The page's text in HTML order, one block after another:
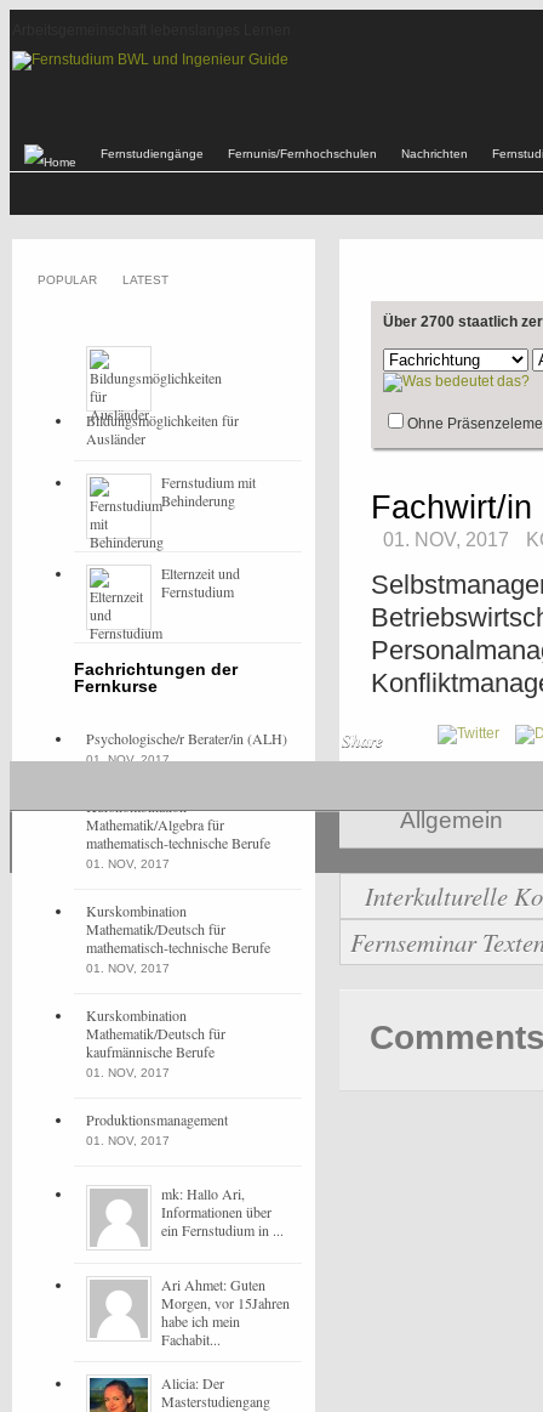
Fernstudiengänge Fernunis/Fernhochschulen Nachrichten
Über 2700 staatlich
Ohne
Fachwirt/
01. NOV, 2017
Share
Allgemein
Interkulturelle
Fernseminar
POPULAR LATEST
Bildungsmöglichkeiten für
Ausländer
Fernstudium mit
Behinderung
Elternzeit und
Fernstudium
Fachrichtungen der
Fernkurse
Psychologische/r Berater/in (ALH)
01. NOV, 2017
Kurskombination
Mathematik/Algebra für
mathematisch-technische Berufe
01. NOV, 2017
Kurskombination
Mathematik/Deutsch für
mathematisch-technische Berufe
01. NOV, 2017
Kurskombination
Mathematik/Deutsch für
kaufmännische Berufe
01. NOV, 2017
Produktionsmanagement
01. NOV, 2017
mk: Hallo Ari,
Informationen über
ein Fernstudium in ...
Ari Ahmet: Guten
Morgen, vor 15Jahren
habe ich mein
Fachabit...
Alicia: Der
Masterstudiengang